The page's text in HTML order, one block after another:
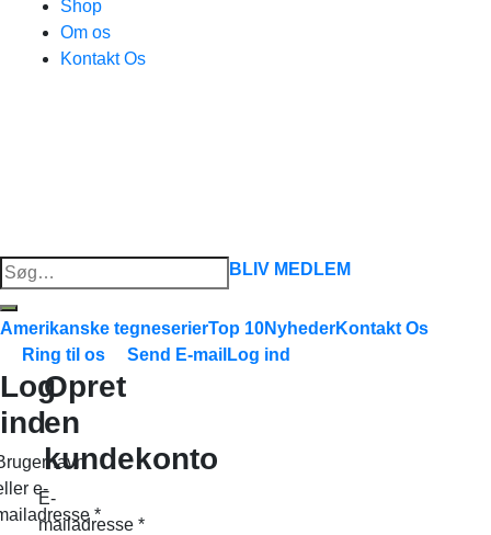
Shop
Om os
Kontakt Os
Søg
efter:
BLIV MEDLEM
Amerikanske tegneserierTop 10NyhederKontakt Os
Ring til os
Send E-mail Log ind
Log
ind
e-
*
Opret
en
kundekonto
E-
mailadresse *